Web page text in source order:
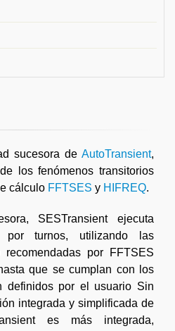
sucesora de AutoTransient,
los fenómenos transitorios
cálculo FFTSES y HIFREQ.
SESTransient ejecuta
por turnos, utilizando las
por FFTSES
que se cumplan con los
definidos por el usuario Sin
integrada y simplificada de
es más integrada,